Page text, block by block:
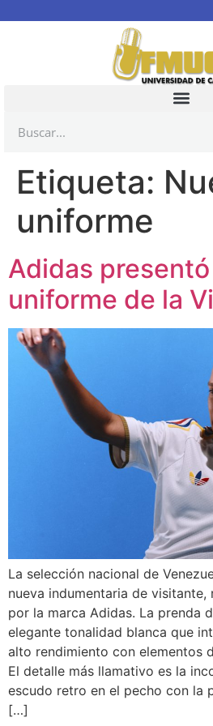
Etiqueta:
uniforme
Adidas
uniforme de la
La selección nacional de
nueva indumentaria de
por la marca Adidas. La prenda
elegante tonalidad blanca que
alto rendimiento con elementos
El detalle más llamativo es la
escudo retro en el pecho con la
[…]